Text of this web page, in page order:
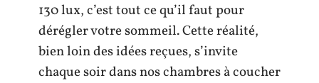
130 lux, c’est tout ce qu’il faut pour
dérégler votre sommeil. Cette réalité,
bien loin des idées reçues, s’invite
chaque soir dans nos chambres à coucher